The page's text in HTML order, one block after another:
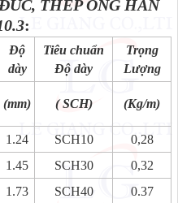
THÉP ỐNG HÀN
.3:
Độ
dày
Tiêu chuẩn
Độ dày
Trọng
Lượng
(mm) ( SCH) (Kg/m)
1.24 SCH10
0,28
1.45 SCH30
0,32
1.73 SCH40
0.37